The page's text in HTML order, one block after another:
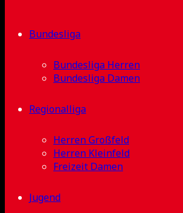
Bundesliga
Bundesliga Herren
Bundesliga Damen
Regionalliga
Herren Großfeld
Herren Kleinfeld
Freizeit Damen
Jugend